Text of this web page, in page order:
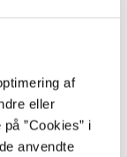
af
eller
”Cookies” i
anvendte